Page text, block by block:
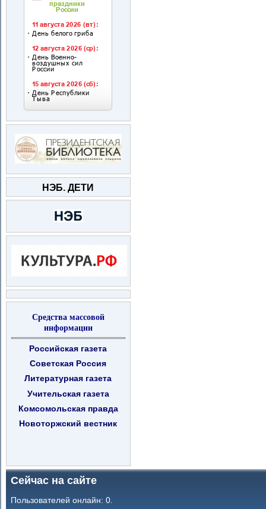
НЭБ. ДЕТИ
Средства массовой
информации
Российская газета
Советская Россия
Литературная газета
Учительская газета
Комсомольская правда
Новоторжский вестник
Сейчас на сайте
Пользователей онлайн: 0.